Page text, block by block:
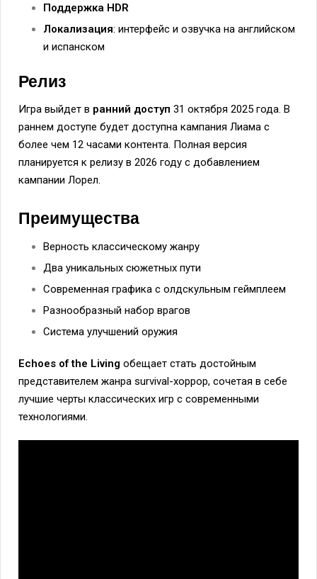
Поддержка HDR
Локализация: интерфейс и озвучка на английском
и испанском
Релиз
Игра выйдет в ранний доступ 31 октября 2025 года. В
раннем доступе будет доступна кампания Лиама с
более чем 12 часами контента. Полная версия
планируется к релизу в 2026 году с добавлением
кампании Лорел.
Преимущества
Верность классическому жанру
Два уникальных сюжетных пути
Современная графика с олдскульным геймплеем
Разнообразный набор врагов
Система улучшений оружия
Echoes of the Living обещает стать достойным
представителем жанра survival-хоррор, сочетая в себе
лучшие черты классических игр с современными
технологиями.